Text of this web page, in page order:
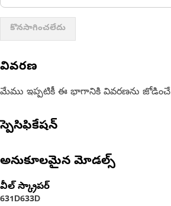
కొనసాగించలేదు
వివరణ
మేము ఇప్పటికీ ఈ భాగానికి వివరణను
స్పెసిఫికేషన్
అనుకూలమైన మోడల్స్
వీల్ స్క్రాపర్‌
631D633D